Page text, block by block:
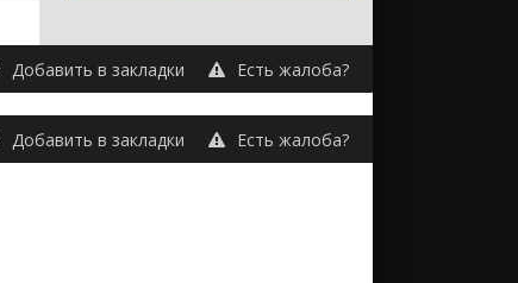
Добавить в закладки Есть жалоба?
Добавить в закладки Есть жалоба?